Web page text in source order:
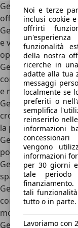
Geely Emgrand
offre comfort e
Geely Boyue
(also
e versatile,
opzioni di motore a
Geely Coolray (also
compatto e
e moderne
Geely Xingyue (also
crossover che
la praticità di un
Geely Haoyue(also
posti, progettato
Geely Jiaji : Un
spazio per i
Geely Yuanjing(also
compatto,
motori a benzina o
Geely Icon: Un SUV
Noi e terze
inclusi cookie
offrirti
funzionalità
della nostra
ricerche in
adatte alla tua
messaggi
localmente se
preferiti o
semplifica
reinserirlo
informazioni
vengono
informazioni
per 30 giorni
tale
tali
tutto o in parte.
Lavoriamo con